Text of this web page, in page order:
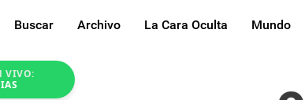
Buscar Archivo La Cara Oculta Mundo
VIVO: